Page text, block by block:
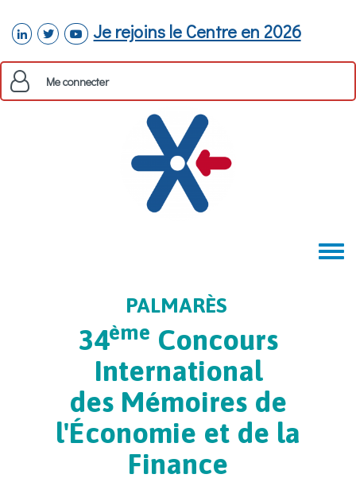
linkedintwitteryoutube
Je rejoins le Centre en 2026
Me connecter
Toggle
PALMARÈS
34ème Concours
International
​​​​​​​des Mémoires de
l'Économie et de la
Finance